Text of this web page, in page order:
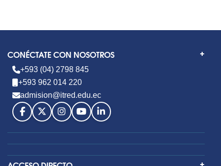
CONÉCTATE CON NOSOTROS
+593 (04) 2798 845
+593 962 014 220
admision@itred.edu.ec